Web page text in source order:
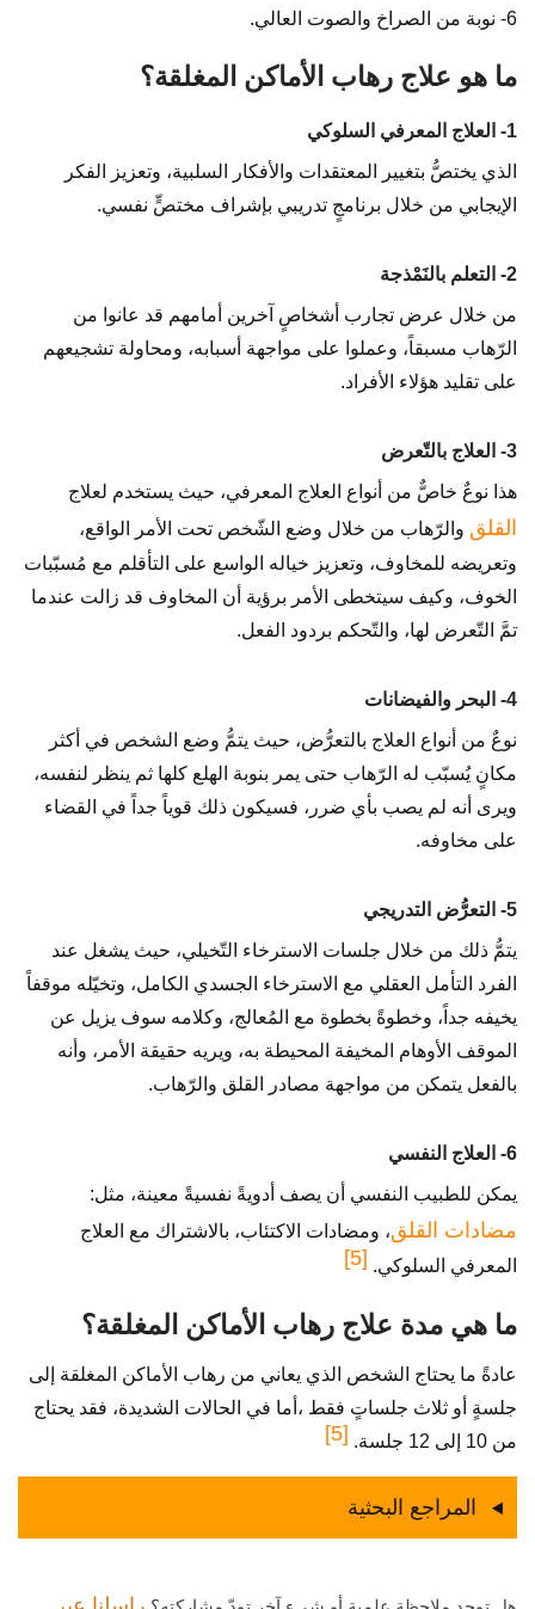
6- نوبة من الصراخ والصوت العالي.
ما هو علاج رهاب الأماكن المغلقة؟
1- العلاج المعرفي السلوكي
الذي يختصُّ بتغيير المعتقدات والأفكار السلبية، وتعزيز الفكر
الإيجابي من خلال برنامجٍ تدريبي بإشراف مختصٍّ نفسي.
2- التعلم بالنَمْذجة
من خلال عرض تجارب أشخاصٍ آخرين أمامهم قد عانوا من
الرّهاب مسبقاً، وعملوا على مواجهة أسبابه، ومحاولة تشجيعهم
على تقليد هؤلاء الأفراد.
3- العلاج بالتّعرض
هذا نوعٌ خاصٌّ من أنواع العلاج المعرفي، حيث يستخدم لعلاج
القلق والرّهاب من خلال وضع الشّخص تحت الأمر الواقع،
وتعريضه للمخاوف، وتعزيز خياله الواسع على التأقلم مع مُسبّبات
الخوف، وكيف سيتخطى الأمر برؤية أن المخاوف قد زالت عندما
تمَّ التّعرض لها، والتّحكم بردود الفعل.
4- البحر والفيضانات
نوعٌ من أنواع العلاج بالتعرُّض، حيث يتمُّ وضع الشخص في أكثر
مكانٍ يُسبّب له الرّهاب حتى يمر بنوبة الهلع كلها ثم ينظر لنفسه،
ويرى أنه لم يصب بأي ضرر، فسيكون ذلك قوياً جداً في القضاء
على مخاوفه.
5- التعرُّض التدريجي
يتمُّ ذلك من خلال جلسات الاسترخاء التّخيلي، حيث يشغل عند
الفرد التأمل العقلي مع الاسترخاء الجسدي الكامل، وتخيّله موقفاً
يخيفه جداً، وخطوةً بخطوة مع المُعالج، وكلامه سوف يزيل عن
الموقف الأوهام المخيفة المحيطة به، ويريه حقيقة الأمر، وأنه
بالفعل يتمكن من مواجهة مصادر القلق والرّهاب.
6- العلاج النفسي
يمكن للطبيب النفسي أن يصف أدويةً نفسيةً معينة، مثل:
مضادات القلق، ومضادات الاكتئاب، بالاشتراك مع العلاج
المعرفي السلوكي. [5]
ما هي مدة علاج رهاب الأماكن المغلقة؟
عادةً ما يحتاج الشخص الذي يعاني من رهاب الأماكن المغلقة إلى
جلسةٍ أو ثلاث جلساتٍ فقط ،أما في الحالات الشديدة، فقد يحتاج
من 10 إلى 12 جلسة.
[5]
المراجع البحثية